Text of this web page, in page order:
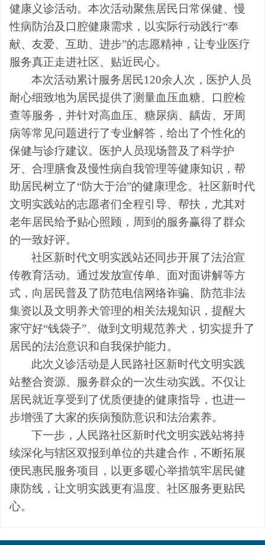
健康义诊活动。本次活动聚焦居民日常保健、慢
性病防治及口腔健康需求，以实际行动践行“奉
献、友爱、互助、进步”的志愿精神，让专业医疗
服务真正走进社区、贴近民心。
本次活动累计服务居民120余人次，医护人员
耐心细致地为居民提供了测量血压血糖、口腔检
查等服务，并针对高血压、糖尿病、龋齿、牙周
病等常见问题进行了专业解答，给出了个性化的
保健与诊疗建议。医护人员现场普及了科学护
牙、合理膳食及慢性病自我管理等健康知识，帮
助居民树立了“防大于治”的健康理念。社区新时代
文明实践站的志愿者们全程引导、帮扶，尤其对
老年居民给予贴心照顾，周到的服务赢得了群众
的一致好评。
社区新时代文明实践站还同步开展了法治宣
传教育活动。通过发放宣传单、面对面讲解等方
式，向居民普及了防范电信网络诈骗、防范非法
集资以及文明养犬管理的相关法规知识，提醒大
家守好“钱袋子”、做到文明规范养犬，切实提升了
居民的法治意识和自我保护能力。
此次义诊活动是人民路社区新时代文明实践
站整合资源、服务群众的一次生动实践。不仅让
居民就近享受到了优质便捷的健康指导，也进一
步增强了大家的疾病预防意识和法治素养。
下一步，人民路社区新时代文明实践站将持
续深化与辖区双报到单位的共建合作，不断拓展
便民惠民服务项目，以更多暖心举措筑牢居民健
康防线，让文明实践更有温度、社区服务更贴民
心。